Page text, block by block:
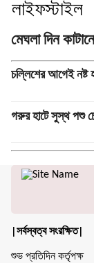
লাইফস্টাইল
মেঘলা দিন
চল্লিশের আগেই নষ্ট
গরুর হাটে সুস্থ পশু
|সর্বস্বত্ব সংরক্ষিত|
শুভ প্রতিদিন কর্তৃপক্ষ